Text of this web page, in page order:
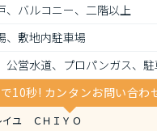
、バルコニー、二階以上
、敷地内駐車場
公営水道、プロパンガス、駐
10秒! カンタンお問い合わ
イユ ＣＨＩＹＯ